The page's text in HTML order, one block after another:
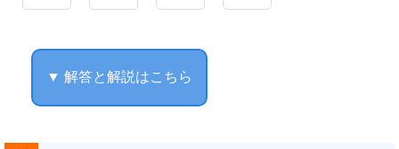
▼ 解答と解説はこちら